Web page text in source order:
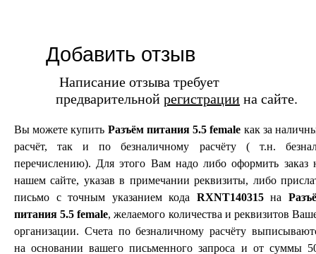
Добавить отзыв
Написание отзыва требует
предварительной регистрации на сайте.
Вы можете купить Разъём питания 5.5 female как за
расчёт, так и по безналичному расчёту ( т.н.
перечислению). Для этого Вам надо либо оформить заказ
нашем сайте, указав в примечании реквизиты, либо
письмо с точным указанием кода RXNT140315на
питания 5.5 female, желаемого количества и реквизитов
организации. Счета по безналичному расчёту
на основании вашего письменного запроса и от суммы